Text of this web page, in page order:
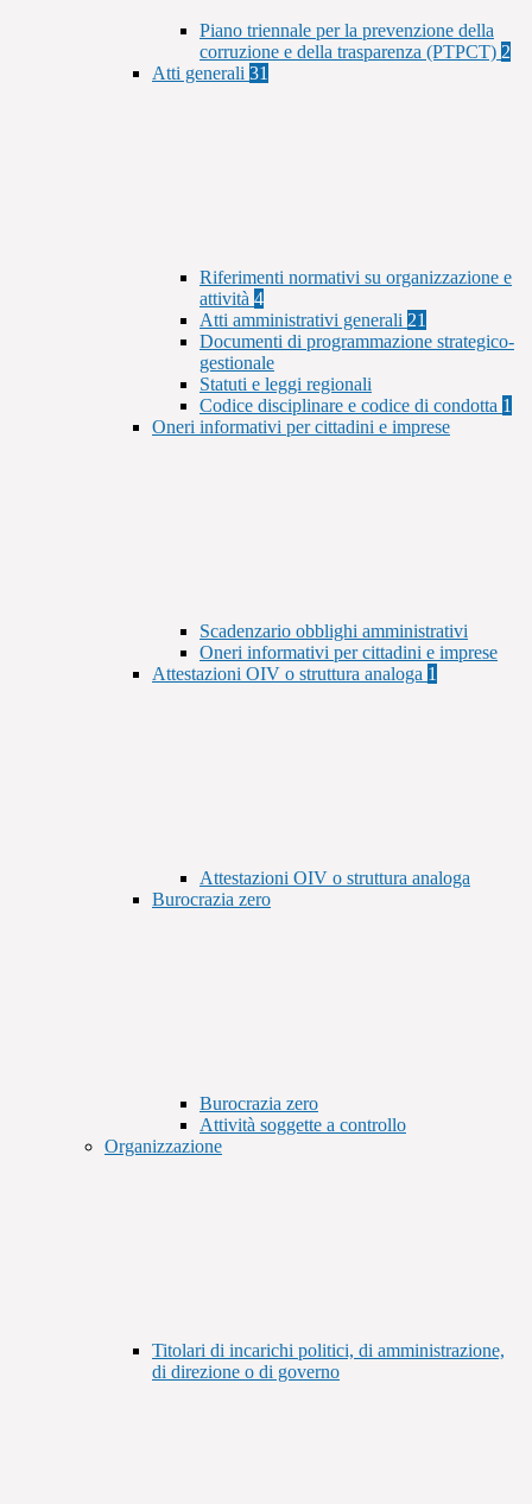
Piano triennale per la prevenzione della
corruzione e della trasparenza (PTPCT) 2
Atti generali 31
Riferimenti normativi su organizzazione e
attività 4
Atti amministrativi generali 21
Documenti di programmazione strategico-
gestionale
Statuti e leggi regionali
Codice disciplinare e codice di condotta 1
Oneri informativi per cittadini e imprese
Scadenzario obblighi amministrativi
Oneri informativi per cittadini e imprese
Attestazioni OIV o struttura analoga 1
Attestazioni OIV o struttura analoga
Burocrazia zero
Burocrazia zero
Attività soggette a controllo
Organizzazione
Titolari di incarichi politici, di amministrazione,
di direzione o di governo